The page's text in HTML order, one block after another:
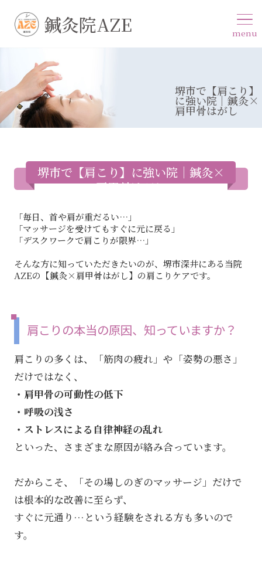
鍼灸院AZE menu
堺市で【肩こり】
に強い院｜鍼灸×
肩甲骨はがし
堺市で【肩こり】に強い院｜鍼灸×
肩甲骨はがし
「毎日、首や肩が重だるい…」
「マッサージを受けてもすぐに元に戻る」
「デスクワークで肩こりが限界…」
そんな方に知っていただきたいのが、堺市深井にある当院
AZEの【鍼灸×肩甲骨はがし】の肩こりケアです。
肩こりの本当の原因、知っていますか？
肩こりの多くは、「筋肉の疲れ」や「姿勢の悪さ」
だけではなく、
・肩甲骨の可動性の低下
・呼吸の浅さ
・ストレスによる自律神経の乱れ
といった、さまざまな原因が絡み合っています。
だからこそ、「その場しのぎのマッサージ」だけで
は根本的な改善に至らず、
すぐに元通り…という経験をされる方も多いので
す。